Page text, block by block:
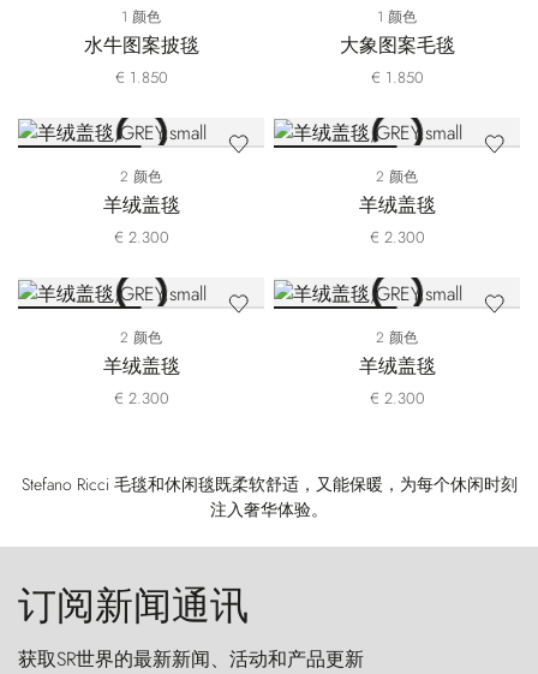
1 颜色
水牛图案披毯
€ 1.850
1 颜色
大象图案毛毯
€ 1.850
2 颜色
羊绒盖毯
€ 2.300
2 颜色
羊绒盖毯
€ 2.300
2 颜色
羊绒盖毯
€ 2.300
2 颜色
羊绒盖毯
€ 2.300
Stefano Ricci 毛毯和休闲毯既柔软舒适，又能保暖，为每个休闲时刻
注入奢华体验。
订阅新闻通讯
获取SR世界的最新新闻、活动和产品更新